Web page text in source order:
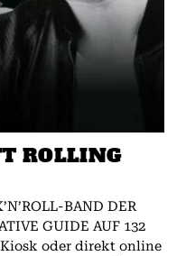
ROLLING
BAND DER
GUIDE AUF 132
oder direkt online